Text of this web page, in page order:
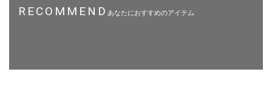
RECOMMENDあなたにおすすめのアイテム